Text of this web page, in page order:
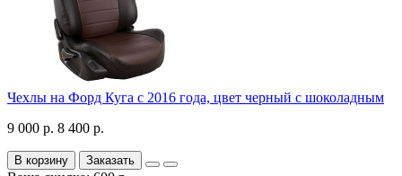
Чехлы на Форд Куга с 2016 года, цвет черный с шоколадным
9 000 р. 8 400 р.
В корзину Заказать